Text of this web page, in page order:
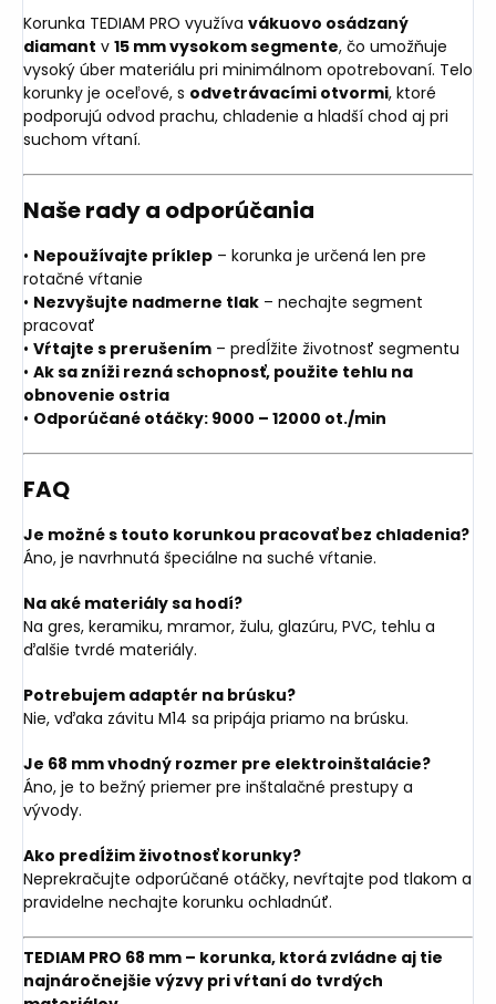
Korunka TEDIAM PRO využíva vákuovo osádzaný
diamant v 15 mm vysokom segmente, čo umožňuje
vysoký úber materiálu pri minimálnom opotrebovaní. Telo
korunky je oceľové, s odvetrávacími otvormi, ktoré
podporujú odvod prachu, chladenie a hladší chod aj pri
suchom vŕtaní.
Naše rady a odporúčania
• Nepoužívajte príklep – korunka je určená len pre
rotačné vŕtanie
• Nezvyšujte nadmerne tlak – nechajte segment
pracovať
• Vŕtajte s prerušením – predĺžite životnosť segmentu
• Ak sa zníži rezná schopnosť, použite tehlu na
obnovenie ostria
• Odporúčané otáčky: 9000 – 12000 ot./min
FAQ
Je možné s touto korunkou pracovať bez chladenia?
Áno, je navrhnutá špeciálne na suché vŕtanie.
Na aké materiály sa hodí?
Na gres, keramiku, mramor, žulu, glazúru, PVC, tehlu a
ďalšie tvrdé materiály.
Potrebujem adaptér na brúsku?
Nie, vďaka závitu M14 sa pripája priamo na brúsku.
Je 68 mm vhodný rozmer pre elektroinštalácie?
Áno, je to bežný priemer pre inštalačné prestupy a
vývody.
Ako predĺžim životnosť korunky?
Neprekračujte odporúčané otáčky, nevŕtajte pod tlakom a
pravidelne nechajte korunku ochladnúť.
TEDIAM PRO 68 mm – korunka, ktorá zvládne aj tie
najnáročnejšie výzvy pri vŕtaní do tvrdých